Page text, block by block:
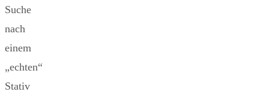
Suche
nach
einem
„echten“
Stativ